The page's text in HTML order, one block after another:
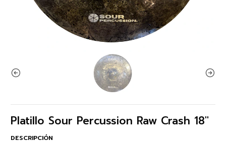
Platillo Sour Percussion Raw Crash 18"
DESCRIPCIÓN